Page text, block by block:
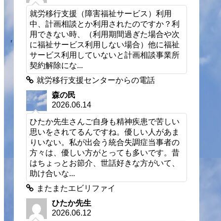
就労移行支援（障害福祉サービス）利用
中、計画相談とか利用されたのですか？利
用できない時、（利用期間過ぎた場合や次
に福祉サービス利用しない場合）他に福祉
サービス利用していないと計画相談事業所
契約解除にな...
就労移行支援センターからの電話
森の民
2026.06.14
ひたか先生さんご自身も精神疾患で苦しい
思いをされてるんですね。優しい人があま
りいない。私が出会う統合失調症当事者の
方々は、優しい方がとっても多いです。昔
はちょっとお節介、世話好きな方がいて、
助け合いな...
またまたエビリファイ
ひたか先生
2026.06.12